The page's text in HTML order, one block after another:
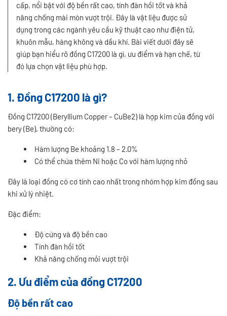
cấp, nổi bật với độ bền rất cao, tính đàn hồi tốt và khả
năng chống mài mòn vượt trội. Đây là vật liệu được sử
dụng trong các ngành yêu cầu kỹ thuật cao như điện tử,
khuôn mẫu, hàng không và dầu khí. Bài viết dưới đây sẽ
giúp bạn hiểu rõ đồng C17200 là gì, ưu điểm và hạn chế, từ
đó lựa chọn vật liệu phù hợp.
1. Đồng C17200 là gì?
Đồng C17200 (Beryllium Copper – CuBe2) là hợp kim của đồng với
bery (Be), thường có:
Hàm lượng Be khoảng 1.8 – 2.0%
Có thể chứa thêm Ni hoặc Co với hàm lượng nhỏ
Đây là loại đồng có cơ tính cao nhất trong nhóm hợp kim đồng sau
khi xử lý nhiệt.
Đặc điểm:
Độ cứng và độ bền cao
Tính đàn hồi tốt
Khả năng chống mỏi vượt trội
2. Ưu điểm của đồng C17200
Độ bền rất cao